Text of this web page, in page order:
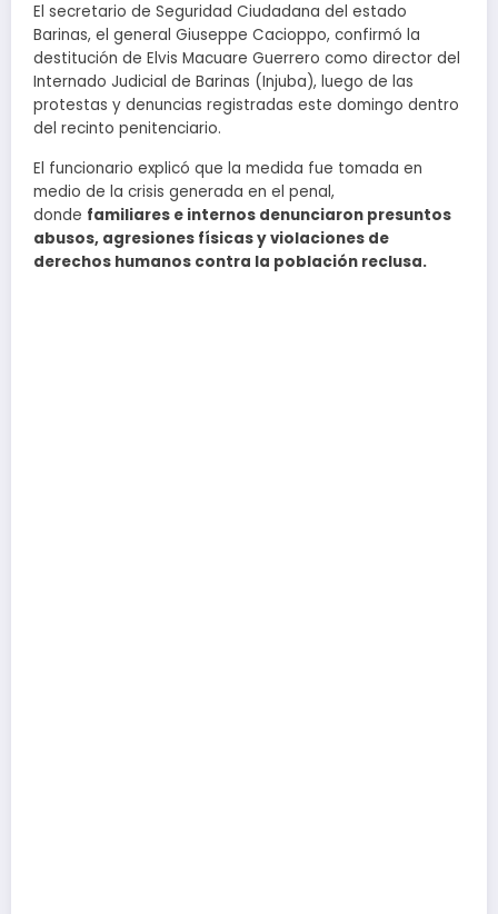
El secretario de Seguridad Ciudadana del estado
Barinas, el general Giuseppe Cacioppo, confirmó la
destitución de Elvis Macuare Guerrero como director del
Internado Judicial de Barinas (Injuba), luego de las
protestas y denuncias registradas este domingo dentro
del recinto penitenciario.
El funcionario explicó que la medida fue tomada en
medio de la crisis generada en el penal,
donde familiares e internos denunciaron presuntos
abusos, agresiones físicas y violaciones de
derechos humanos contra la población reclusa.